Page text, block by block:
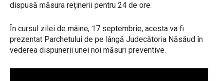
dispusă măsura reținerii pentru 24 de ore.
În cursul zilei de mâine, 17 septembrie, acesta va fi
prezentat Parchetului de pe lângă Judecătoria Năsăud în
vederea dispunerii unei noi măsuri preventive.